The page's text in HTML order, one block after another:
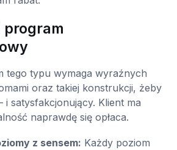
tego typu wymaga wyraźnych
oraz takiej konstrukcji, żeby
satysfakcjonujący. Klient ma
naprawdę się opłaca.
z sensem: Każdy poziom